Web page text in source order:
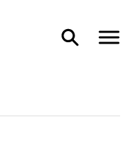
Suche ein-